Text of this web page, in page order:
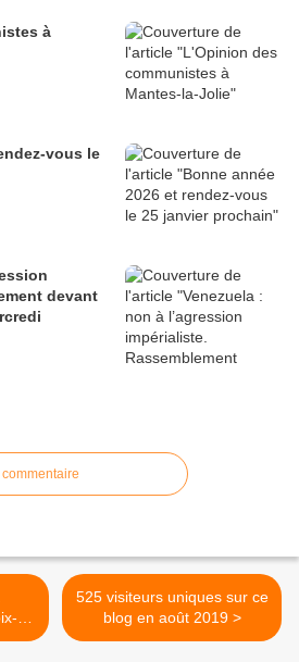
à
vous le
devant
525 visiteurs uniques sur ce
blog en août 2019 >